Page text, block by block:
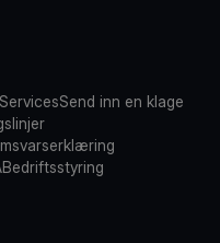
Send inn en klage
Bedriftsstyring